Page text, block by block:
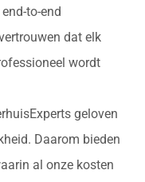
to-end
dat elk
wordt
geloven
Daarom bieden
al onze kosten